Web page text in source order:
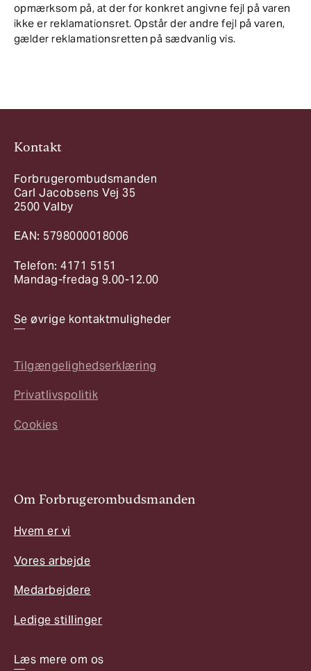
opmærksom på, at der for konkret angivne fejl på varen
ikke er reklamationsret. Opstår der andre fejl på varen,
gælder reklamationsretten på sædvanlig vis.
Kontakt
Forbrugerombudsmanden
Carl Jacobsens Vej 35
2500 Valby
EAN: 5798000018006
Telefon: 4171 5151
Mandag-fredag 9.00-12.00
Se øvrige kontaktmuligheder
Tilgængelighedserklæring
Privatlivspolitik
Cookies
Om Forbrugerombudsmanden
Hvem er vi
Vores arbejde
Medarbejdere
Ledige stillinger
Læs mere om os